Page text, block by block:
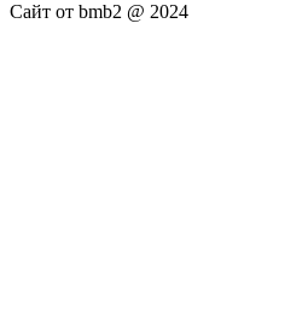
Сайт от bmb2 @ 2024